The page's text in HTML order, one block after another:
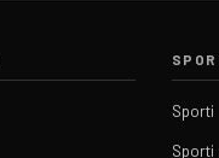
Sporti
Sporti